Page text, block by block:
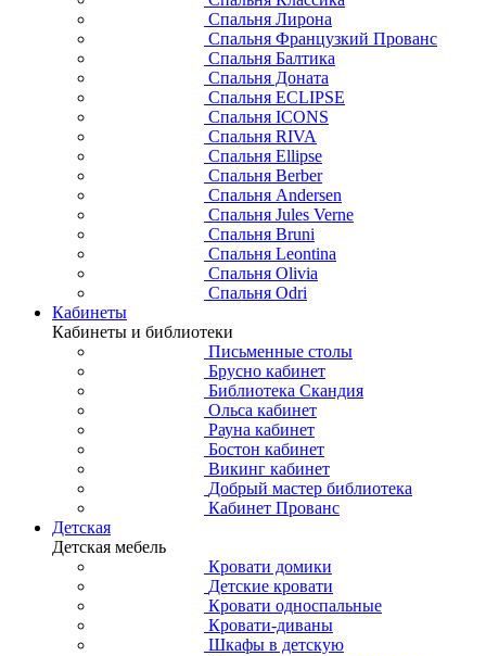
Спальня Лирона
Спальня Французкий Прованс
Спальня Балтика
Спальня Доната
Спальня ECLIPSE
Спальня ICONS
Спальня RIVA
Спальня Ellipse
Спальня Berber
Спальня Andersen
Спальня Jules Verne
Спальня Bruni
Спальня Leontina
Спальня Olivia
Спальня Odri
Кабинеты
Кабинеты и библиотеки
Письменные столы
Брусно кабинет
Библиотека Скандия
Ольса кабинет
Рауна кабинет
Бостон кабинет
Викинг кабинет
Добрый мастер библиотека
Кабинет Прованс
Детская
Детская мебель
Кровати домики
Детские кровати
Кровати односпальные
Кровати-диваны
Шкафы в детскую